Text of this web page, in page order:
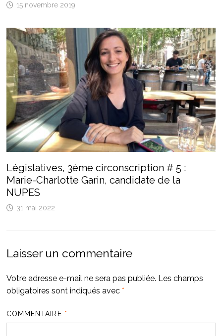
15 novembre 2019
Législatives, 3ème circonscription # 5 :
Marie-Charlotte Garin, candidate de la
NUPES
31 mai 2022
Laisser un commentaire
Votre adresse e-mail ne sera pas publiée. Les champs
obligatoires sont indiqués avec *
COMMENTAIRE *